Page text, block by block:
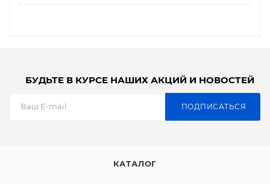
БУДЬТЕ В КУРСЕ НАШИХ АКЦИЙ И НОВОСТЕЙ
ПОДПИСАТЬСЯ
КАТАЛОГ